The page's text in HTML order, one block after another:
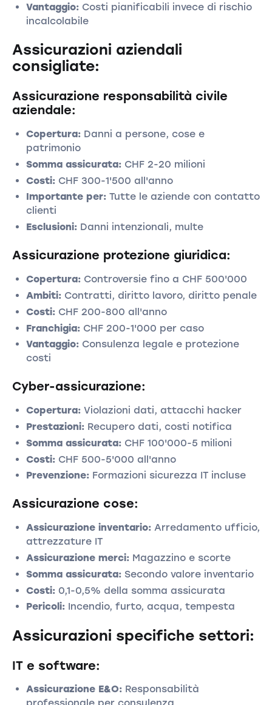
Vantaggio: Costi pianificabili invece di rischio
incalcolabile
Assicurazioni aziendali
consigliate:
Assicurazione responsabilità civile
aziendale:
Copertura: Danni a persone, cose e
patrimonio
Somma assicurata: CHF 2-20 milioni
Costi: CHF 300-1'500 all'anno
Importante per: Tutte le aziende con contatto
clienti
Esclusioni: Danni intenzionali, multe
Assicurazione protezione giuridica:
Copertura: Controversie fino a CHF 500'000
Ambiti: Contratti, diritto lavoro, diritto penale
Costi: CHF 200-800 all'anno
Franchigia: CHF 200-1'000 per caso
Vantaggio: Consulenza legale e protezione
costi
Cyber-assicurazione:
Copertura: Violazioni dati, attacchi hacker
Prestazioni: Recupero dati, costi notifica
Somma assicurata: CHF 100'000-5 milioni
Costi: CHF 500-5'000 all'anno
Prevenzione: Formazioni sicurezza IT incluse
Assicurazione cose:
Assicurazione inventario: Arredamento ufficio,
attrezzature IT
Assicurazione merci: Magazzino e scorte
Somma assicurata: Secondo valore inventario
Costi: 0,1-0,5% della somma assicurata
Pericoli: Incendio, furto, acqua, tempesta
Assicurazioni specifiche settori:
IT e software:
Assicurazione E&O: Responsabilità